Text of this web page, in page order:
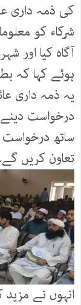
کی ذمہ داری
شرکاء کو
آگاہ کیا اور
ہوئے کہا کہ
یہ ذمہ داری
درخواست
ساتھ
تعاون کریں
انہوں نے مزید